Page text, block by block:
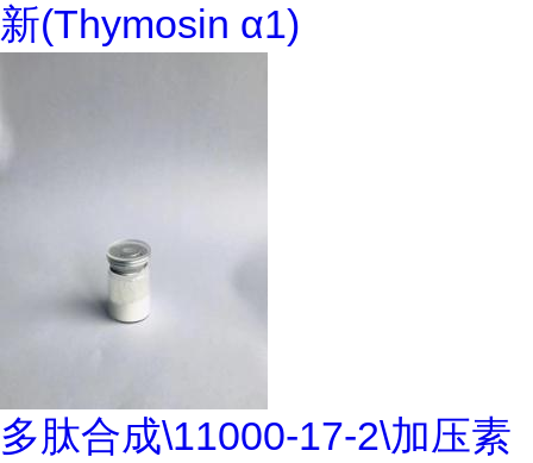
新(Thymosin α1)
多肽合成\11000-17-2\加压素